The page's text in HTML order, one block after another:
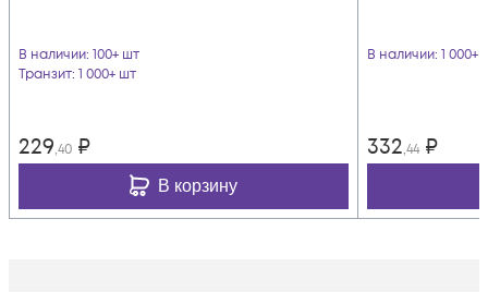
В наличии: 100+ шт
Транзит: 1 000+ шт
229,40 ₽
В корзину
В наличии: 1 000+
332,44 ₽